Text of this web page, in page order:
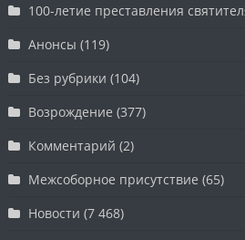
100-летие преставления
Анонсы (119)
Без рубрики (104)
Возрождение (377)
Комментарий (2)
Межсоборное присутствие (65)
Новости (7 468)